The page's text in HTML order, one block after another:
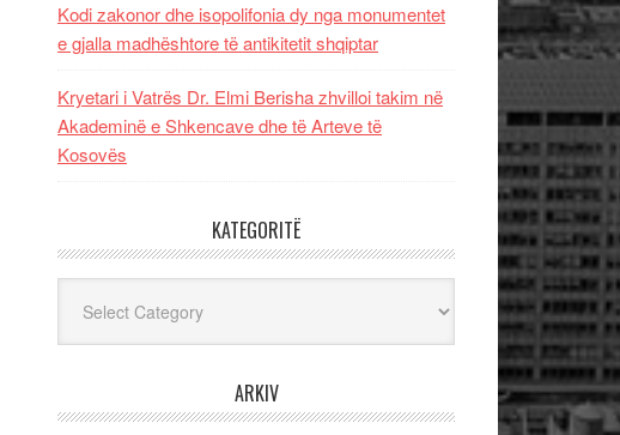
Kodi zakonor dhe isopolifonia dy nga monumentet
e gjalla madhështore të antikitetit shqiptar
Kryetari i Vatrës Dr. Elmi Berisha zhvilloi takim në
Akademinë e Shkencave dhe të Arteve të
Kosovës
KATEGORITË
ARKIV